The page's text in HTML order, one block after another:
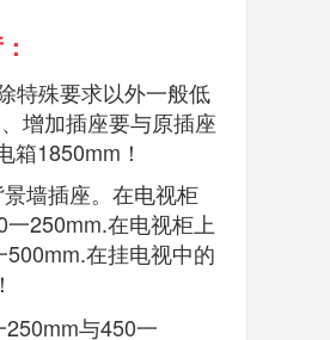
殊要求以外一般低
增加插座要与原插座
箱1850mm！
墙插座。在电视柜
一250mm.在电视柜上
500mm.在挂电视中的
250mm与450一